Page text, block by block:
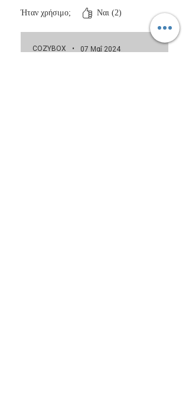
Ήταν χρήσιμο; Ναι (2)
COZYBOX •
07 Μαΐ 2024